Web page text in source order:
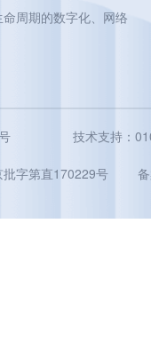
周期的数字化、网络
技术支持：
字第直170229号